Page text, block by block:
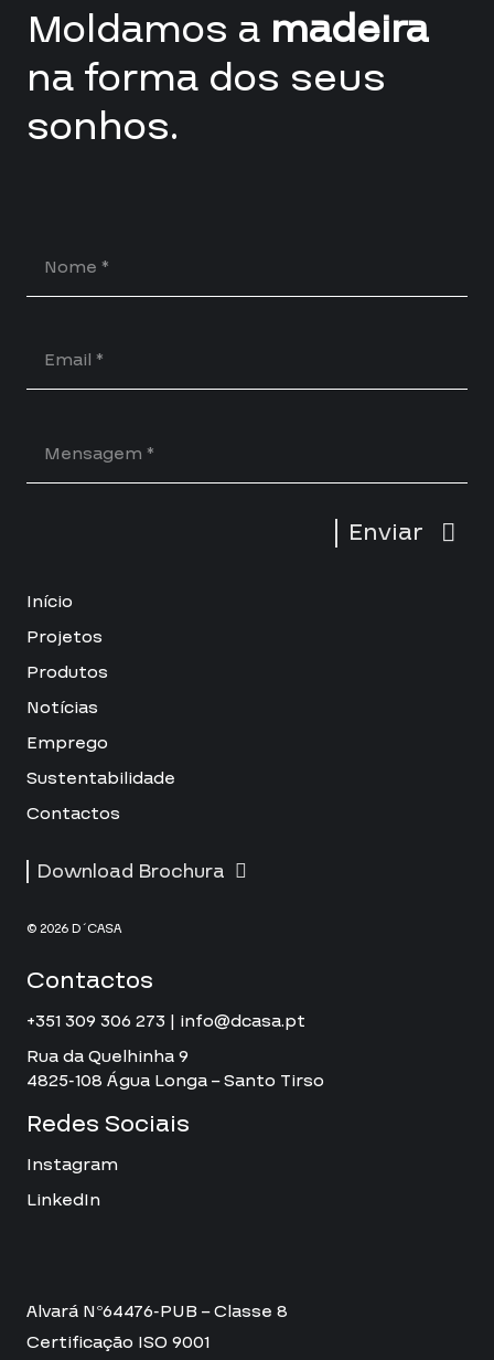
Moldamos a madeira
na forma dos seus
sonhos.
Enviar
Início
Projetos
Produtos
Notícias
Emprego
Sustentabilidade
Contactos
Download Brochura
© 2026 D´CASA
Contactos
+351 309 306 273 | info@dcasa.pt
Rua da Quelhinha 9
4825-108 Água Longa – Santo Tirso
Redes Sociais
Instagram
LinkedIn
Alvará Nº64476-PUB – Classe 8
Certificação ISO 9001